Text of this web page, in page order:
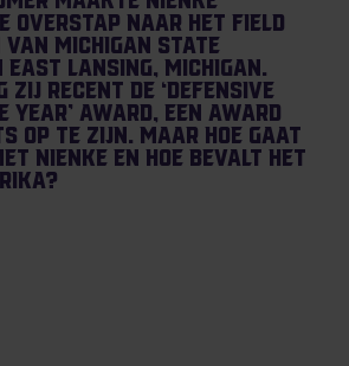
overstap naar het Field
van Michigan State
Lansing, Michigan.
zij recent de ‘Defensive
Year’ award, een award
op te zijn. Maar hoe gaat
Nienke en hoe bevalt het